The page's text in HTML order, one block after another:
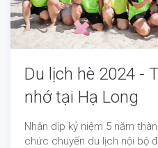
Du lịch hè 2024 -
nhớ tại Hạ Long
Nhân dịp kỷ niệm 5 năm
chức chuyến du lịch nội bộ